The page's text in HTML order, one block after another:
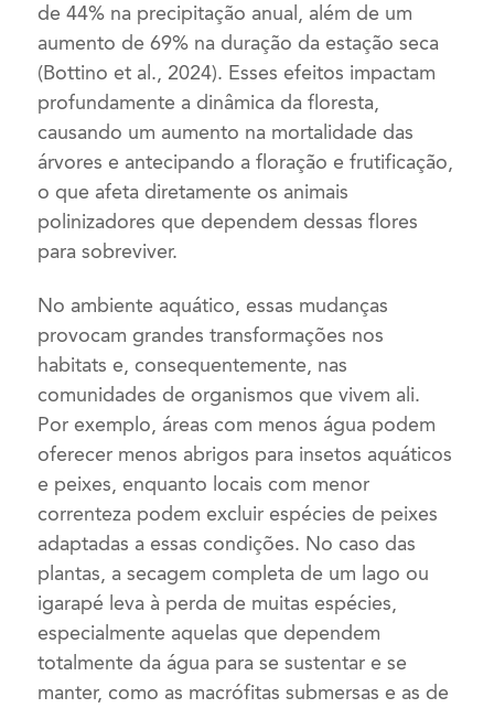
de 44% na precipitação anual, além de um
aumento de 69% na duração da estação seca
(Bottino et al., 2024). Esses efeitos impactam
profundamente a dinâmica da floresta,
causando um aumento na mortalidade das
árvores e antecipando a floração e frutificação,
o que afeta diretamente os animais
polinizadores que dependem dessas flores
para sobreviver.
No ambiente aquático, essas mudanças
provocam grandes transformações nos
habitats e, consequentemente, nas
comunidades de organismos que vivem ali.
Por exemplo, áreas com menos água podem
oferecer menos abrigos para insetos aquáticos
e peixes, enquanto locais com menor
correnteza podem excluir espécies de peixes
adaptadas a essas condições. No caso das
plantas, a secagem completa de um lago ou
igarapé leva à perda de muitas espécies,
especialmente aquelas que dependem
totalmente da água para se sustentar e se
manter, como as macrófitas submersas e as de